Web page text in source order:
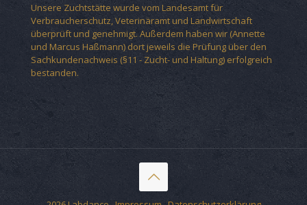
Unsere Zuchtstätte wurde vom Landesamt für
Verbraucherschutz, Veterinäramt und Landwirtschaft
überprüft und genehmigt. Außerdem haben wir (Annette
und Marcus Haßmann) dort jeweils die Prüfung über den
Sachkundenachweis (§11 - Zucht- und Haltung) erfolgreich
bestanden.